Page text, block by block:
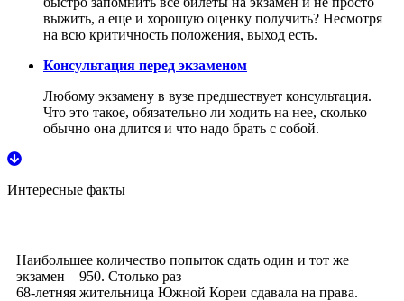
выжить, а еще и хорошую оценку получить? Несмотря
на всю критичность положения, выход есть.
Консультация перед экзаменом
Любому экзамену в вузе предшествует консультация.
Что это такое, обязательно ли ходить на нее, сколько
обычно она длится и что надо брать с собой.
Интересные факты
Наибольшее количество попыток сдать один и тот же
экзамен – 950. Столько раз
68-летняя жительница Южной Кореи сдавала на права.